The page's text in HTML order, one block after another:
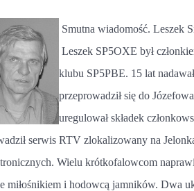
Smutna wiadomość. Leszek
Leszek SP5OXE był
klubu SP5PBE. 15 lat
przeprowadził się do
uregulował składek
serwis RTV zlokalizowany na
Wielu krótkofalowcom
miłośnikiem i hodowcą jamników. Dwa